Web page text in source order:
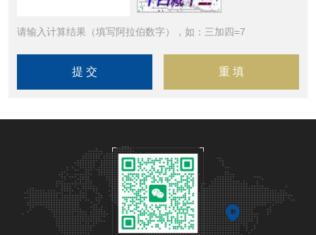
请输入计算结果（填写阿拉伯数字），如：三加四=7